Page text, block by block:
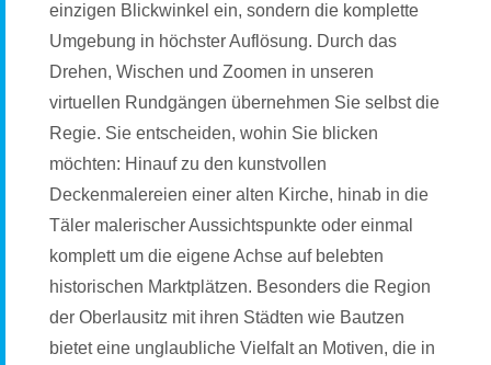
einzigen Blickwinkel ein, sondern die komplette
Umgebung in höchster Auflösung. Durch das
Drehen, Wischen und Zoomen in unseren
virtuellen Rundgängen übernehmen Sie selbst die
Regie. Sie entscheiden, wohin Sie blicken
möchten: Hinauf zu den kunstvollen
Deckenmalereien einer alten Kirche, hinab in die
Täler malerischer Aussichtspunkte oder einmal
komplett um die eigene Achse auf belebten
historischen Marktplätzen. Besonders die Region
der Oberlausitz mit ihren Städten wie Bautzen
bietet eine unglaubliche Vielfalt an Motiven, die in